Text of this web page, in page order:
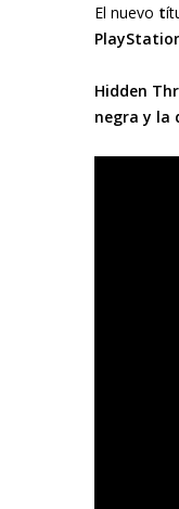
El nuevo t
Hidden
negra y la